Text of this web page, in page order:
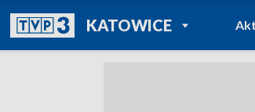
KATOWICEPOWRÓT DO
TVP REGIONY